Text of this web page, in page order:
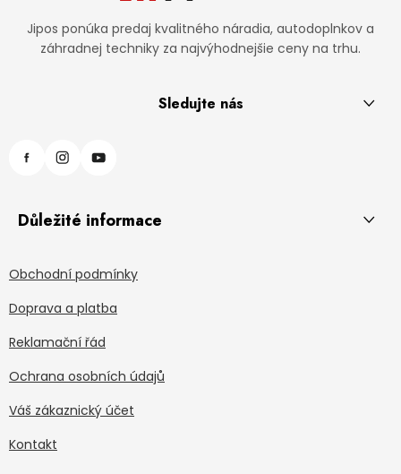
Jipos ponúka predaj kvalitného náradia, autodoplnkov a
záhradnej techniky za najvýhodnejšie ceny na trhu.
Sledujte nás
Důležité informace
Obchodní podmínky
Doprava a platba
Reklamační řád
Ochrana osobních údajů
Váš zákaznický účet
Kontakt